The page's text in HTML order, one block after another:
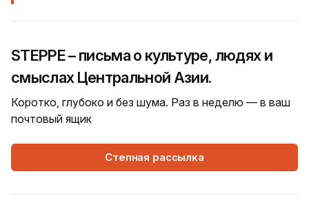
STEPPE – письма о культуре, людях и
смыслах Центральной Азии.
Коротко, глубоко и без шума. Раз в неделю — в ваш
почтовый ящик
Степная рассылка